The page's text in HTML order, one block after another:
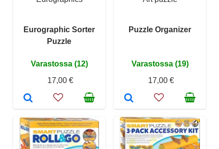
Eurographic Sorter
Puzzle
Varastossa (12)
17,00 €
Puzzle Organizer
Varastossa (19)
17,00 €